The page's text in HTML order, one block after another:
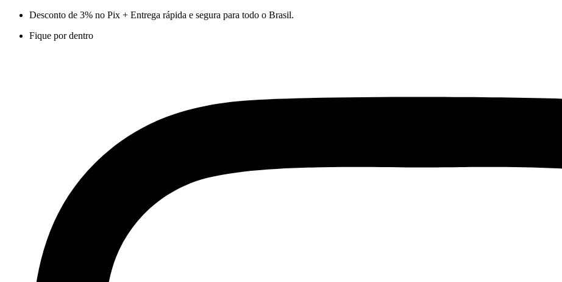
Desconto de 3% no Pix + Entrega rápida e segura para todo o Brasil.
Fique por dentro